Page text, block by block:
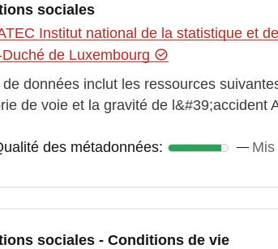
sociales
Institut national de la statistique et
de Luxembourg
de données inclut les ressources
de voie et la gravité de l&#39;accident
des métadonnées:
des métadonnées:
sociales - Conditions de vie